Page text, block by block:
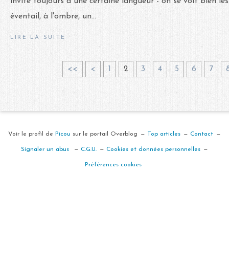
éventail, à l'ombre, un...
LIRE LA SUITE
<< < 1 2 3 4 5 6 7
Voir le profil de Picou sur le portail Overblog Top articles Contact
Signaler un abus C.G.U. Cookies et données personnelles
Préférences cookies